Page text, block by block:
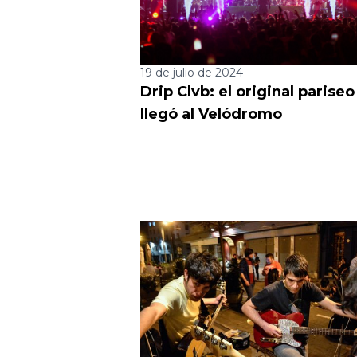
19 de julio de 2024
Drip Clvb: el original
llegó al Velódromo